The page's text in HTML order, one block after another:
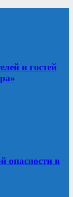
и гостей
опасности в